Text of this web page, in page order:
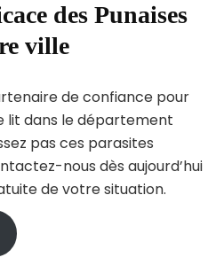
des Punaises
ville
de confiance pour
lit dans le département
pas ces parasites
nous dès aujourd’hui
de votre situation.